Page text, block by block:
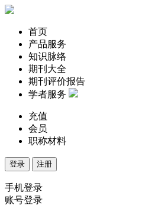
首页
产品服务
知识脉络
期刊大全
期刊评价报告
学者服务
充值
会员
职称材料
登录 注册
手机登录
账号登录